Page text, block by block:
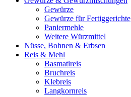
Gewürze
Gewürze für Fertiggerichte
Paniermehle
Weitere Würzmittel
Nüsse, Bohnen & Erbsen
Reis & Mehl
Basmatireis
Bruchreis
Klebreis
Langkornreis